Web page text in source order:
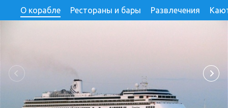
О корабле Рестораны и бары Развлечения